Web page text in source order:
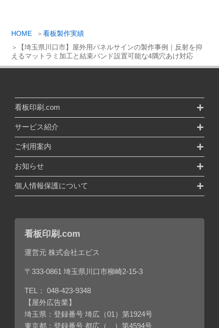
HOME
看板製作実績
【埼玉県川口市】屋外用パネルサインの製作事例｜反射を抑
えるマットラミ加工と結束バンド設置可能な4隅穴あけ対応
看板印刷.com
サービス紹介
ご利用案内
お知らせ
個人情報保護について
看板印刷.com
運営元 株式会社エビス
〒333-0861 埼玉県川口市柳崎2-15-3
TEL： 048-423-9348
【屋外広告業】
埼玉県：登録番号 埼広（01）第1924号
東京都：登録番号 都広（ ）第4594号